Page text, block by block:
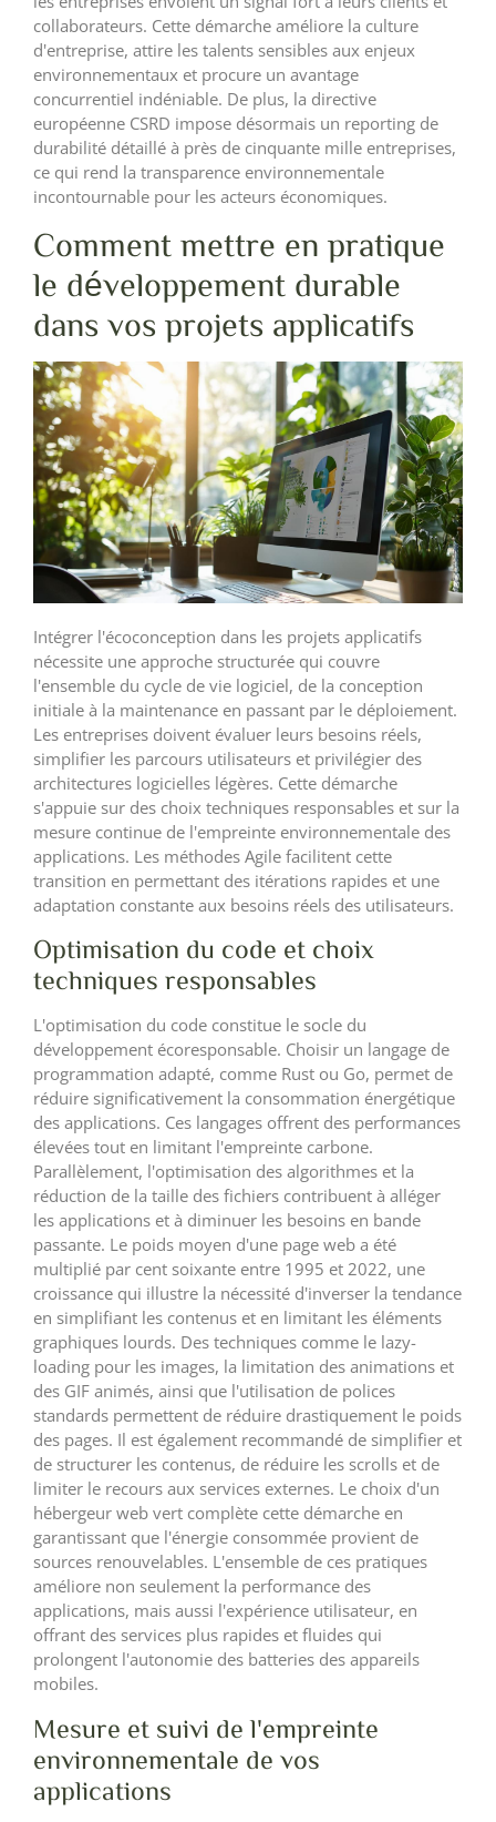
collaborateurs. Cette démarche améliore la culture
d'entreprise, attire les talents sensibles aux enjeux
environnementaux et procure un avantage
concurrentiel indéniable. De plus, la directive
européenne CSRD impose désormais un reporting de
durabilité détaillé à près de cinquante mille entreprises,
ce qui rend la transparence environnementale
incontournable pour les acteurs économiques.
Comment mettre en pratique
le développement durable
dans vos projets applicatifs
Intégrer l'écoconception dans les projets applicatifs
nécessite une approche structurée qui couvre
l'ensemble du cycle de vie logiciel, de la conception
initiale à la maintenance en passant par le déploiement.
Les entreprises doivent évaluer leurs besoins réels,
simplifier les parcours utilisateurs et privilégier des
architectures logicielles légères. Cette démarche
s'appuie sur des choix techniques responsables et sur la
mesure continue de l'empreinte environnementale des
applications. Les méthodes Agile facilitent cette
transition en permettant des itérations rapides et une
adaptation constante aux besoins réels des utilisateurs.
Optimisation du code et choix
techniques responsables
L'optimisation du code constitue le socle du
développement écoresponsable. Choisir un langage de
programmation adapté, comme Rust ou Go, permet de
réduire significativement la consommation énergétique
des applications. Ces langages offrent des performances
élevées tout en limitant l'empreinte carbone.
Parallèlement, l'optimisation des algorithmes et la
réduction de la taille des fichiers contribuent à alléger
les applications et à diminuer les besoins en bande
passante. Le poids moyen d'une page web a été
multiplié par cent soixante entre 1995 et 2022, une
croissance qui illustre la nécessité d'inverser la tendance
en simplifiant les contenus et en limitant les éléments
graphiques lourds. Des techniques comme le lazy-
loading pour les images, la limitation des animations et
des GIF animés, ainsi que l'utilisation de polices
standards permettent de réduire drastiquement le poids
des pages. Il est également recommandé de simplifier et
de structurer les contenus, de réduire les scrolls et de
limiter le recours aux services externes. Le choix d'un
hébergeur web vert complète cette démarche en
garantissant que l'énergie consommée provient de
sources renouvelables. L'ensemble de ces pratiques
améliore non seulement la performance des
applications, mais aussi l'expérience utilisateur, en
offrant des services plus rapides et fluides qui
prolongent l'autonomie des batteries des appareils
mobiles.
Mesure et suivi de l'empreinte
environnementale de vos
applications